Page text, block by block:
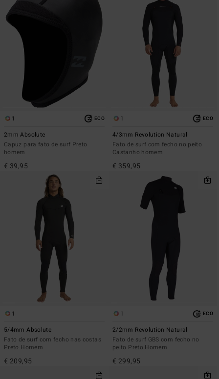
1 ECO
2mm Absolute
Capuz para fato de surf Preto
homem
€ 39,95
1 ECO
4/3mm Revolution Natural
Fato de surf com fecho no peito
Castanho homem
€ 359,95
1
5/4mm Absolute
Fato de surf com fecho nas costas
Preto Homem
€ 209,95
1 ECO
2/2mm Revolution Natural
Fato de surf GBS com fecho no
peito Preto Homem
€ 299,95